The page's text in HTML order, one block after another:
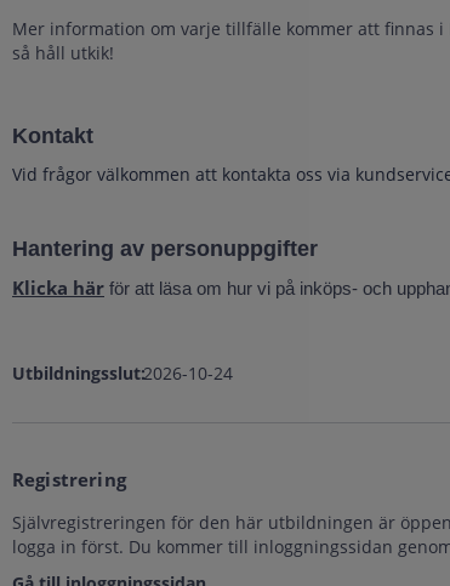
Mer information om varje tillfälle kommer att finnas i
så håll utkik!
Kontakt
Vid frågor välkommen att kontakta oss via
Hantering av personuppgifter
Klicka här för att läsa om hur vi på inköps- och
Utbildningsslut:2026-10-24
Registrering
Självregistreringen för den här utbildningen är
logga in först. Du kommer till inloggningssidan